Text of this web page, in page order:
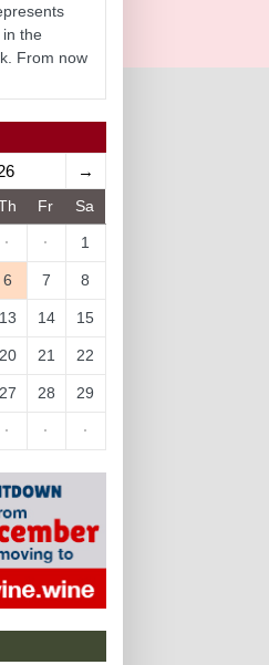
the
From now
→
Fr Sa
· · 1
6 7 8
13 14 15
20 21 22
27 28 29
· · ·